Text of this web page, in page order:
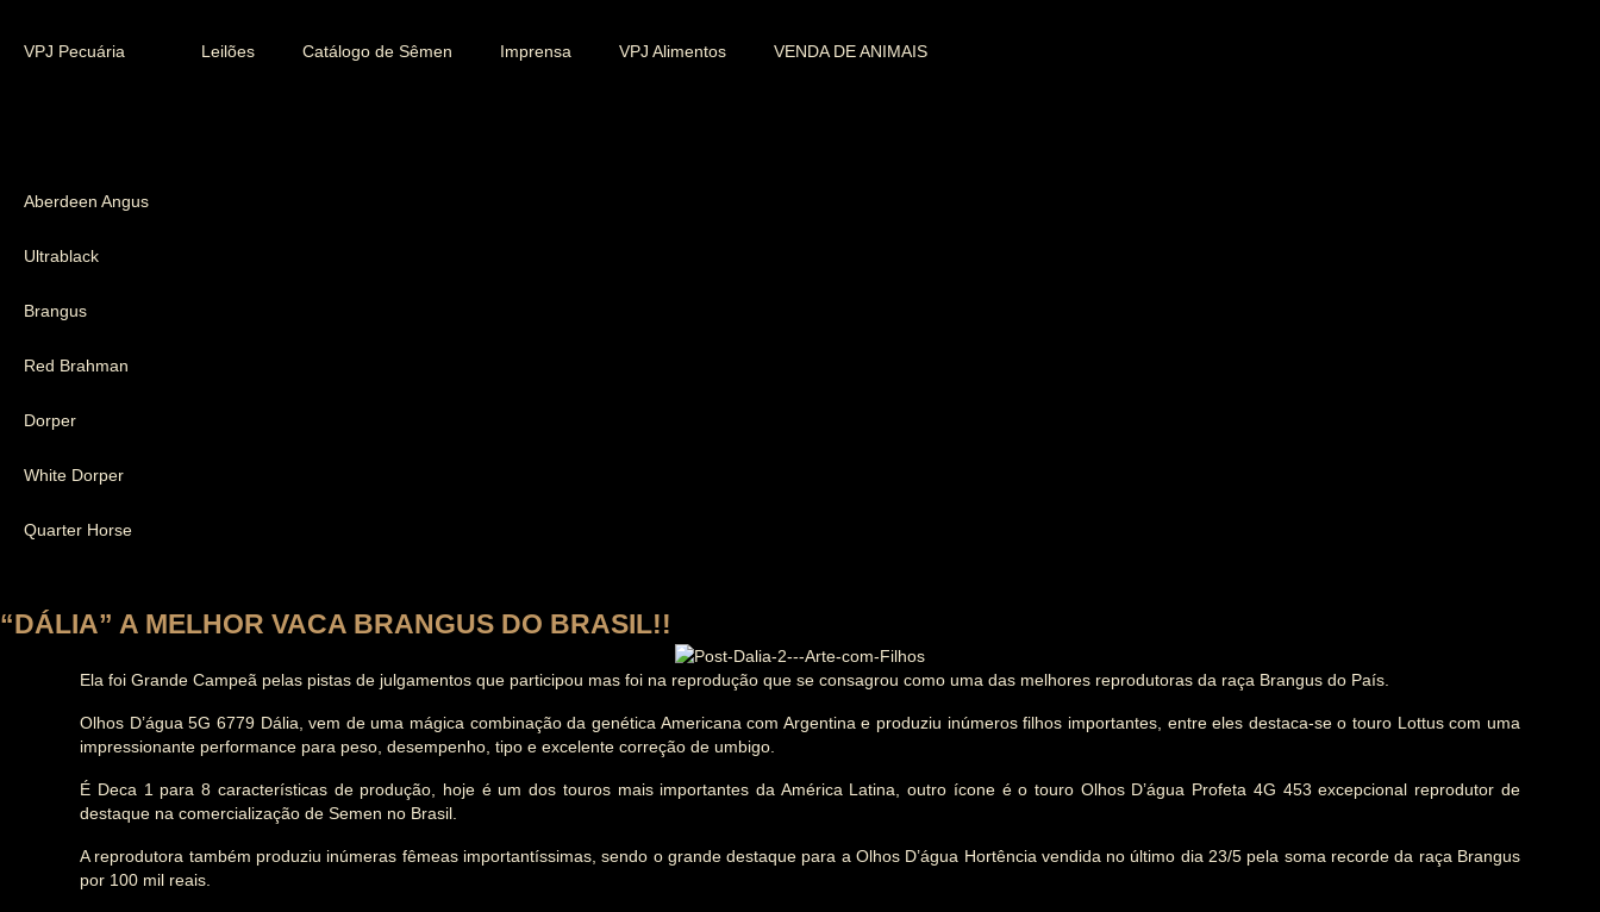
VPJ Pecuária Leilões Catálogo de Sêmen Imprensa VPJ Alimentos VENDA DE ANIMAIS
Aberdeen Angus
Ultrablack
Brangus
Red Brahman
Dorper
White Dorper
Quarter Horse
“DÁLIA” A MELHOR VACA BRANGUS DO BRASIL!!
Ela foi Grande Campeã pelas pistas de julgamentos que participou mas foi na reprodução que se consagrou como uma das melhores reprodutoras da raça Brangus do País.
Olhos D’água 5G 6779 Dália, vem de uma mágica combinação da genética Americana com Argentina e produziu inúmeros filhos importantes, entre eles destaca-se o touro Lottus com uma
impressionante performance para peso, desempenho, tipo e excelente correção de umbigo.
É Deca 1 para 8 características de produção, hoje é um dos touros mais importantes da América Latina, outro ícone é o touro Olhos D’água Profeta 4G 453 excepcional reprodutor de
destaque na comercialização de Semen no Brasil.
A reprodutora também produziu inúmeras fêmeas importantíssimas, sendo o grande destaque para a Olhos D’água Hortência vendida no último dia 23/5 pela soma recorde da raça Brangus
por 100 mil reais.